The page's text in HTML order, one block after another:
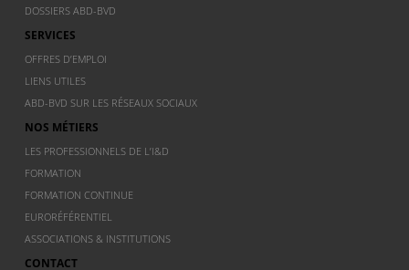
DOSSIERS ABD-BVD
SERVICES
OFFRES D’EMPLOI
LIENS UTILES
ABD-BVD SUR LES RÉSEAUX SOCIAUX
NOS MÉTIERS
LES PROFESSIONNELS DE L’I&D
FORMATION
FORMATION CONTINUE
EURORÉFÉRENTIEL
ASSOCIATIONS & INSTITUTIONS
CONTACT